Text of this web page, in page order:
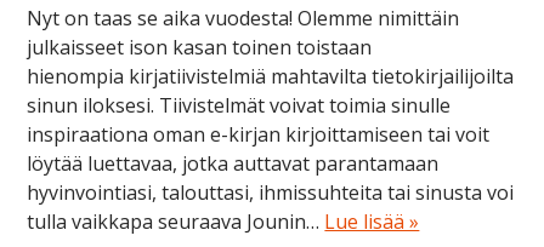
Nyt on taas se aika vuodesta! Olemme nimittäin
julkaisseet ison kasan toinen toistaan
hienompia kirjatiivistelmiä mahtavilta tietokirjailijoilta
sinun iloksesi. Tiivistelmät voivat toimia sinulle
inspiraationa oman e-kirjan kirjoittamiseen tai voit
löytää luettavaa, jotka auttavat parantamaan
hyvinvointiasi, talouttasi, ihmissuhteita tai sinusta voi
tulla vaikkapa seuraava Jounin… Lue lisää »